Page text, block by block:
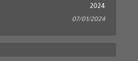
2024
07/01/2024